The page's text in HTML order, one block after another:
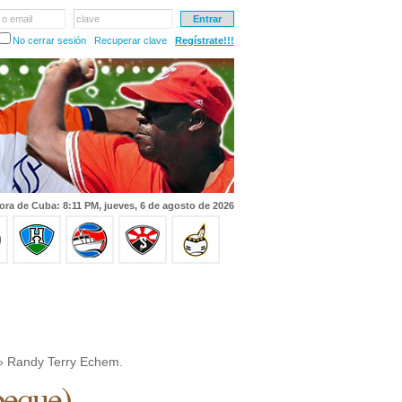
email
clave
No cerrar sesión
Recuperar clave Regístrate!!!
de Cuba: 8:11 PM, jueves, 6 de agosto de 2026
Randy Terry Echem.